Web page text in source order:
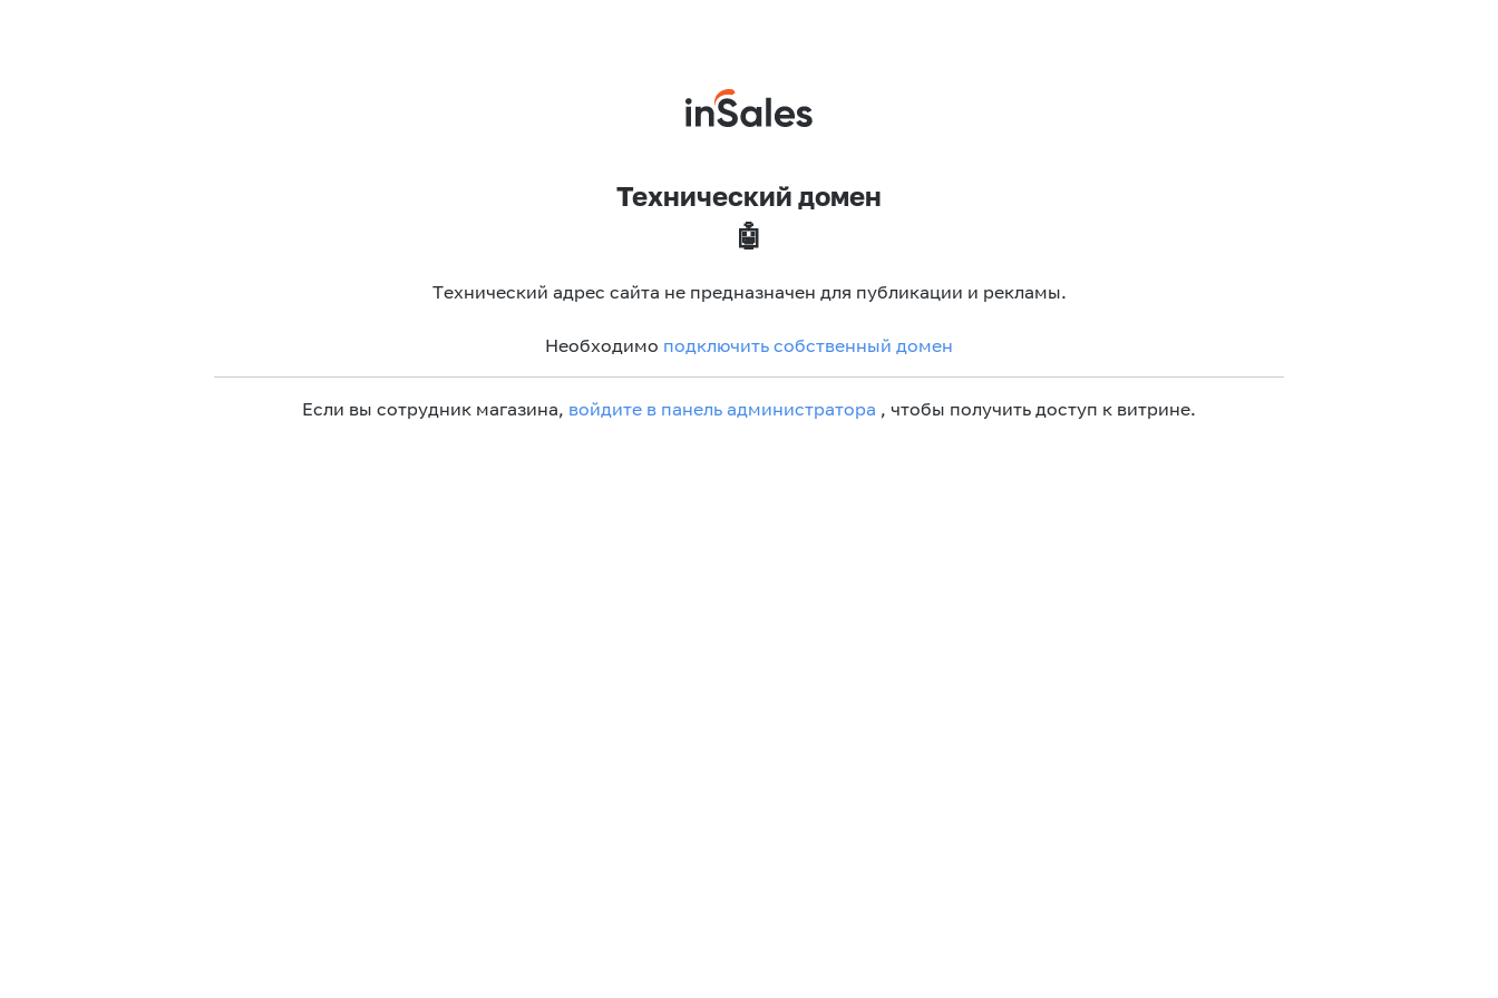
Технический домен
🤖
Технический адрес сайта не предназначен для публикации и рекламы.
Необходимо подключить собственный домен
Если вы сотрудник магазина, войдите в панель администратора , чтобы получить доступ к витрине.